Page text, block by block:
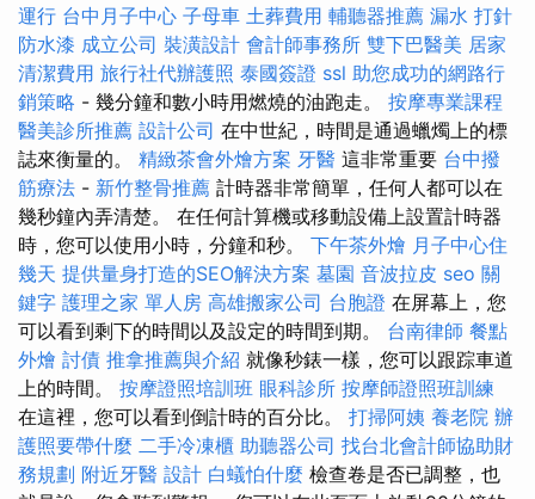
運行 台中月子中心 子母車 土葬費用 輔聽器推薦 漏水 打針
防水漆 成立公司 裝潢設計 會計師事務所 雙下巴醫美 居家
清潔費用 旅行社代辦護照 泰國簽證 ssl 助您成功的網路行
銷策略 - 幾分鐘和數小時用燃燒的油跑走。 按摩專業課程
醫美診所推薦 設計公司 在中世紀，時間是通過蠟燭上的標
誌來衡量的。 精緻茶會外燴方案 牙醫 這非常重要 台中撥
筋療法 - 新竹整骨推薦 計時器非常簡單，任何人都可以在
幾秒鐘內弄清楚。 在任何計算機或移動設備上設置計時器
時，您可以使用小時，分鐘和秒。 下午茶外燴 月子中心住
幾天 提供量身打造的SEO解決方案 墓園 音波拉皮 seo 關
鍵字 護理之家 單人房 高雄搬家公司 台胞證 在屏幕上，您
可以看到剩下的時間以及設定的時間到期。 台南律師 餐點
外燴 討債 推拿推薦與介紹 就像秒錶一樣，您可以跟踪車道
上的時間。 按摩證照培訓班 眼科診所 按摩師證照班訓練
在這裡，您可以看到倒計時的百分比。 打掃阿姨 養老院 辦
護照要帶什麼 二手冷凍櫃 助聽器公司 找台北會計師協助財
務規劃 附近牙醫 設計 白蟻怕什麼 檢查卷是否已調整，也